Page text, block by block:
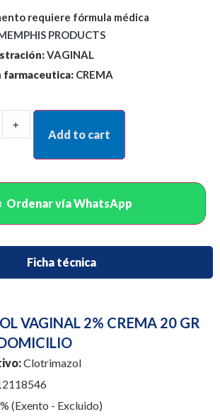
requiere fórmula médica
PRODUCTS
VAGINAL
farmaceutica: CREMA
+
Add to cart
Ordenar vía WhatsApp
Ficha técnica
VAGINAL 2% CREMA 20 GR
Clotrimazol
(Exento - Excluido)